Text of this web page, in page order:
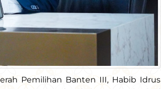
Pemilihan Banten III, Habib Idrus